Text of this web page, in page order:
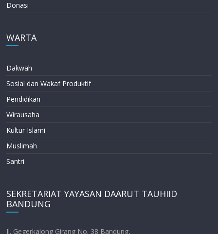
Donasi
WARTA
Dakwah
Sosial dan Wakaf Produktif
Pendidikan
Wirausaha
Kultur Islami
Muslimah
Santri
SEKRETARIAT YAYASAN DAARUT TAUHIID
BANDUNG
Jl. Gegerkalong Girang No. 38 Bandung,